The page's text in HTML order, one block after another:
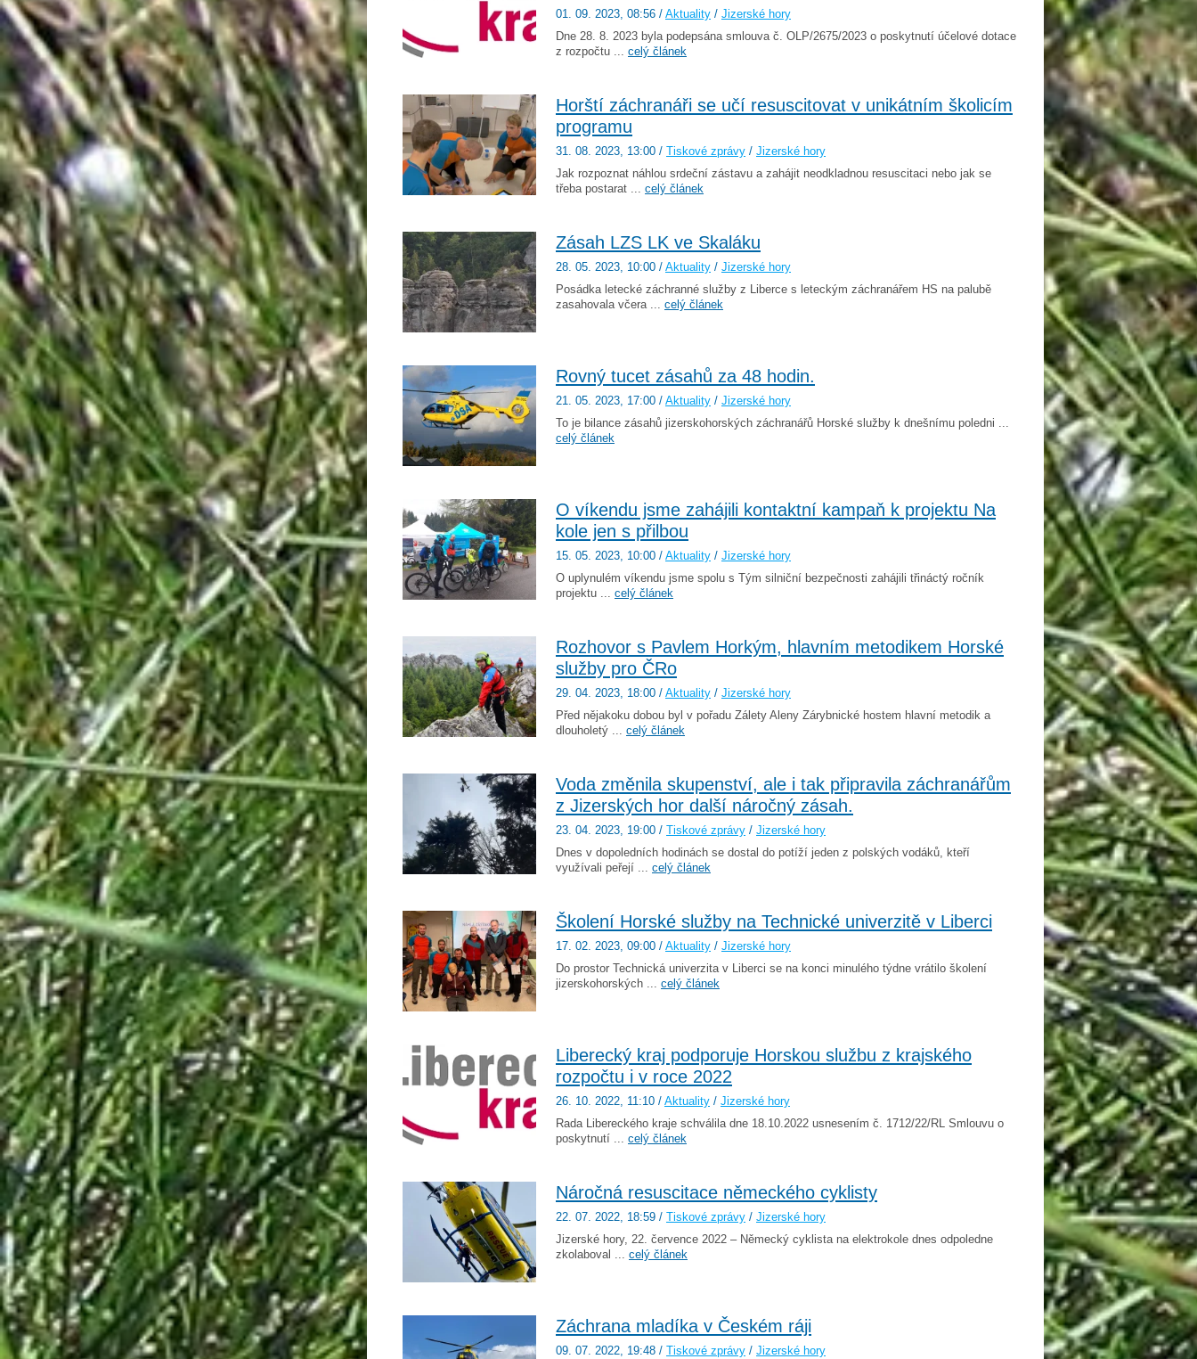
01. 09. 2023, 08:56 / Aktuality / Jizerské hory
Dne 28. 8. 2023 byla podepsána smlouva č. OLP/2675/2023 o poskytnutí účelové dotace
z rozpočtu ... celý článek
Horští záchranáři se učí resuscitovat v unikátním školicím
programu
31. 08. 2023, 13:00 / Tiskové zprávy / Jizerské hory
Jak rozpoznat náhlou srdeční zástavu a zahájit neodkladnou resuscitaci nebo jak se
třeba postarat ... celý článek
Zásah LZS LK ve Skaláku
28. 05. 2023, 10:00 / Aktuality / Jizerské hory
Posádka letecké záchranné služby z Liberce s leteckým záchranářem HS na palubě
zasahovala včera ... celý článek
Rovný tucet zásahů za 48 hodin.
21. 05. 2023, 17:00 / Aktuality / Jizerské hory
To je bilance zásahů jizerskohorských záchranářů Horské služby k dnešnímu poledni ...
celý článek
O víkendu jsme zahájili kontaktní kampaň k projektu Na
kole jen s přilbou
15. 05. 2023, 10:00 / Aktuality / Jizerské hory
O uplynulém víkendu jsme spolu s Tým silniční bezpečnosti zahájili třináctý ročník
projektu ... celý článek
Rozhovor s Pavlem Horkým, hlavním metodikem Horské
služby pro ČRo
29. 04. 2023, 18:00 / Aktuality / Jizerské hory
Před nějakoku dobou byl v pořadu Zálety Aleny Zárybnické hostem hlavní metodik a
dlouholetý ... celý článek
Voda změnila skupenství, ale i tak připravila záchranářům
z Jizerských hor další náročný zásah.
23. 04. 2023, 19:00 / Tiskové zprávy / Jizerské hory
Dnes v dopoledních hodinách se dostal do potíží jeden z polských vodáků, kteří
využívali peřejí ... celý článek
Školení Horské služby na Technické univerzitě v Liberci
17. 02. 2023, 09:00 / Aktuality / Jizerské hory
Do prostor Technická univerzita v Liberci se na konci minulého týdne vrátilo školení
jizerskohorských ... celý článek
Liberecký kraj podporuje Horskou službu z krajského
rozpočtu i v roce 2022
26. 10. 2022, 11:10 / Aktuality / Jizerské hory
Rada Libereckého kraje schválila dne 18.10.2022 usnesením č. 1712/22/RL Smlouvu o
poskytnutí ... celý článek
Náročná resuscitace německého cyklisty
22. 07. 2022, 18:59 / Tiskové zprávy / Jizerské hory
Jizerské hory, 22. července 2022 – Německý cyklista na elektrokole dnes odpoledne
zkolaboval ... celý článek
Záchrana mladíka v Českém ráji
09. 07. 2022, 19:48 / Tiskové zprávy / Jizerské hory